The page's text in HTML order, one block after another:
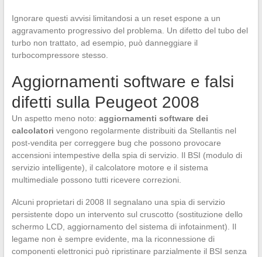
Ignorare questi avvisi limitandosi a un reset espone a un
aggravamento progressivo del problema. Un difetto del tubo del
turbo non trattato, ad esempio, può danneggiare il
turbocompressore stesso.
Aggiornamenti software e falsi
difetti sulla Peugeot 2008
Un aspetto meno noto: aggiornamenti software dei
calcolatori vengono regolarmente distribuiti da Stellantis nel
post-vendita per correggere bug che possono provocare
accensioni intempestive della spia di servizio. Il BSI (modulo di
servizio intelligente), il calcolatore motore e il sistema
multimediale possono tutti ricevere correzioni.
Alcuni proprietari di 2008 II segnalano una spia di servizio
persistente dopo un intervento sul cruscotto (sostituzione dello
schermo LCD, aggiornamento del sistema di infotainment). Il
legame non è sempre evidente, ma la riconnessione di
componenti elettronici può ripristinare parzialmente il BSI senza